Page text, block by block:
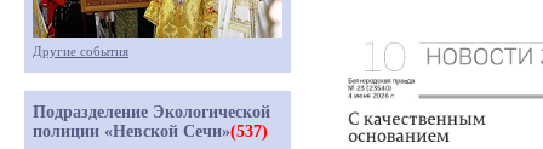
Другие события
Подразделение Экологической
полиции «Невской Сечи»(537)